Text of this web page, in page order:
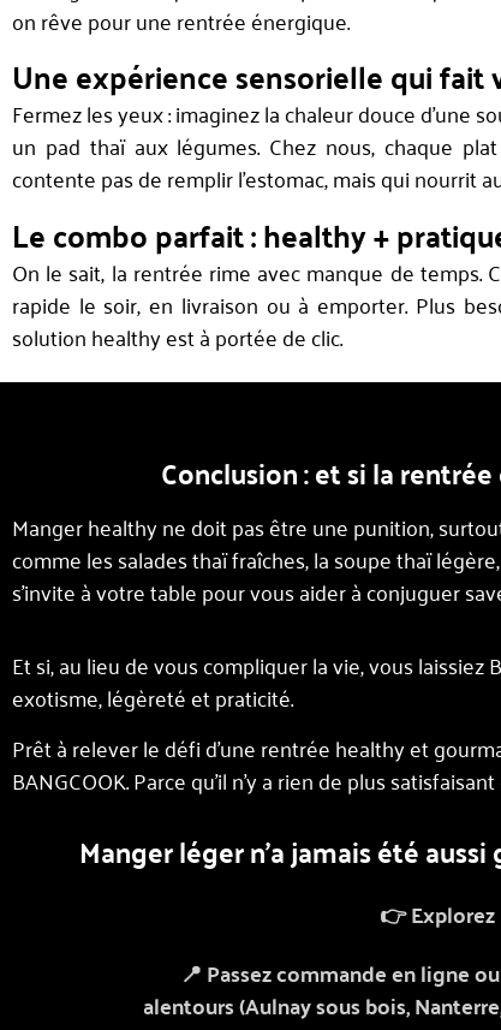
on rêve pour une rentrée énergique.
Une expérience sensorielle qui fait
Fermez les yeux : imaginez la chaleur douce d’une
un pad thaï aux légumes. Chez nous, chaque
contente pas de remplir l’estomac, mais qui nourrit
Le combo parfait : healthy +
On le sait, la rentrée rime avec manque de temps.
rapide le soir, en livraison ou à emporter. Plus
solution healthy est à portée de clic.
Conclusion : et si la
Manger healthy ne doit pas être une punition,
comme les salades thaï fraîches, la soupe thaï
s’invite à votre table pour vous aider à conjuguer
Et si, au lieu de vous compliquer la vie, vous
exotisme, légèreté et praticité.
Prêt à relever le défi d’une rentrée healthy et
BANGCOOK. Parce qu’il n’y a rien de plus
Manger léger n’a jamais été
👉
📍 Passez commande en ligne
alentours (Aulnay sous bois,